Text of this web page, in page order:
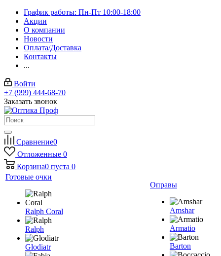
График работы: Пн-Пт 10:00-18:00
Акции
О компании
Новости
Оплата/Доставка
Контакты
...
Войти
+7 (999) 444-68-70
Заказать звонок
Сравнение0
Отложенные 0
Корзина0 пуста 0
Готовые очки
Ralph Coral
Ralph
Glodiatr
Оправы
Amshar
Armatio
Barton